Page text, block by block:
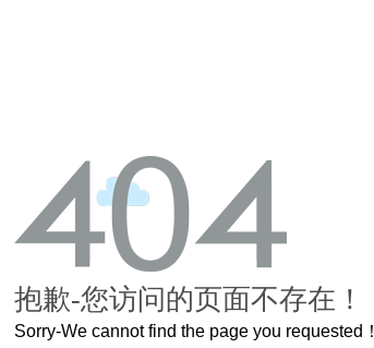
抱歉-您访问的页面不存在！
Sorry-We cannot find the page you requested！